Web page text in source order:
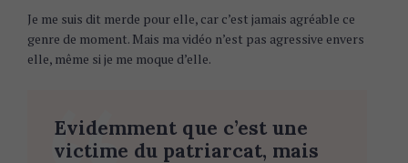
Je me suis dit merde pour elle, car c’est jamais agréable ce
genre de moment. Mais ma vidéo n’est pas agressive envers
elle, même si je me moque d’elle.
Evidemment que c’est une
victime du patriarcat, mais